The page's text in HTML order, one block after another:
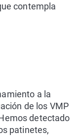
contempla
a la
de los VMP
detectado
patinetes,